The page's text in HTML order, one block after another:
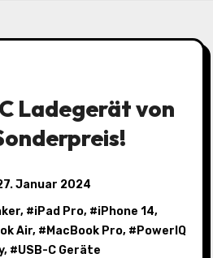
Ladegerät von
Januar 2024
, #iPad Pro, #iPhone 14,
Air, # MacBook Pro, # PowerIQ
, #USB-C Geräte